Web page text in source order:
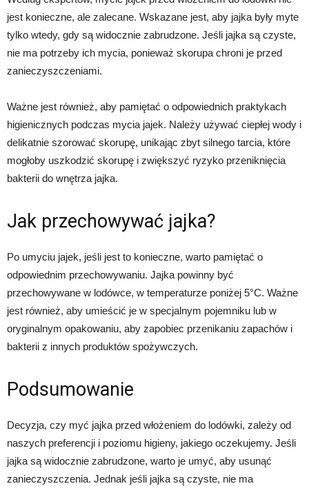
jest konieczne, ale zalecane. Wskazane jest, aby jajka były myte
tylko wtedy, gdy są widocznie zabrudzone. Jeśli jajka są czyste,
nie ma potrzeby ich mycia, ponieważ skorupa chroni je przed
zanieczyszczeniami.
Ważne jest również, aby pamiętać o odpowiednich praktykach
higienicznych podczas mycia jajek. Należy używać ciepłej wody i
delikatnie szorować skorupę, unikając zbyt silnego tarcia, które
mogłoby uszkodzić skorupę i zwiększyć ryzyko przeniknięcia
bakterii do wnętrza jajka.
Jak przechowywać jajka?
Po umyciu jajek, jeśli jest to konieczne, warto pamiętać o
odpowiednim przechowywaniu. Jajka powinny być
przechowywane w lodówce, w temperaturze poniżej 5°C. Ważne
jest również, aby umieścić je w specjalnym pojemniku lub w
oryginalnym opakowaniu, aby zapobiec przenikaniu zapachów i
bakterii z innych produktów spożywczych.
Podsumowanie
Decyzja, czy myć jajka przed włożeniem do lodówki, zależy od
naszych preferencji i poziomu higieny, jakiego oczekujemy. Jeśli
jajka są widocznie zabrudzone, warto je umyć, aby usunąć
zanieczyszczenia. Jednak jeśli jajka są czyste, nie ma